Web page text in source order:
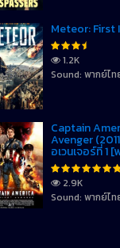
Meteor: First
1.2K
Sound: พากย์ไท
Captain
Avenger
อเวนเจอร์ที่ 1
2.9K
Sound: พากย์ไท